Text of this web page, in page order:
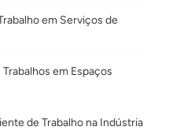
em Serviços de
em Espaços
de Trabalho na Indústria